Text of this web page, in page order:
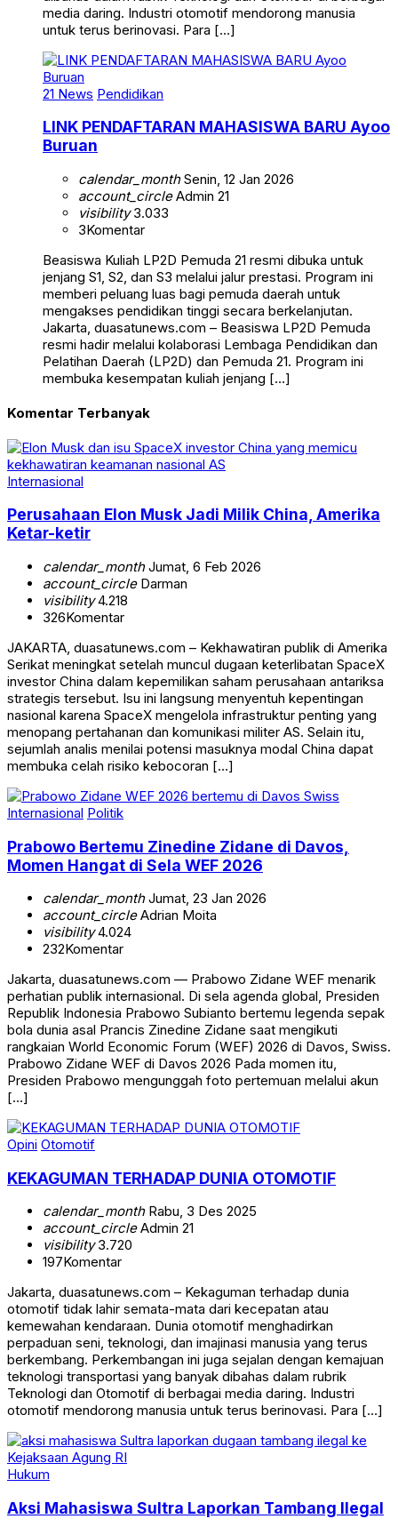
media daring. Industri otomotif mendorong manusia
untuk terus berinovasi. Para […]
21 News Pendidikan
LINK PENDAFTARAN MAHASISWA BARU Ayoo
Buruan
calendar_monthSenin, 12 Jan 2026
account_circleAdmin 21
visibility3.033
3Komentar
Beasiswa Kuliah LP2D Pemuda 21 resmi dibuka untuk
jenjang S1, S2, dan S3 melalui jalur prestasi. Program ini
memberi peluang luas bagi pemuda daerah untuk
mengakses pendidikan tinggi secara berkelanjutan.
Jakarta, duasatunews.com – Beasiswa LP2D Pemuda
resmi hadir melalui kolaborasi Lembaga Pendidikan dan
Pelatihan Daerah (LP2D) dan Pemuda 21. Program ini
membuka kesempatan kuliah jenjang […]
Komentar Terbanyak
Internasional
Perusahaan Elon Musk Jadi Milik China, Amerika
Ketar-ketir
calendar_monthJumat, 6 Feb 2026
account_circleDarman
visibility4.218
326Komentar
JAKARTA, duasatunews.com – Kekhawatiran publik di Amerika
Serikat meningkat setelah muncul dugaan keterlibatan SpaceX
investor China dalam kepemilikan saham perusahaan antariksa
strategis tersebut. Isu ini langsung menyentuh kepentingan
nasional karena SpaceX mengelola infrastruktur penting yang
menopang pertahanan dan komunikasi militer AS. Selain itu,
sejumlah analis menilai potensi masuknya modal China dapat
membuka celah risiko kebocoran […]
Internasional Politik
Prabowo Bertemu Zinedine Zidane di Davos,
Momen Hangat di Sela WEF 2026
calendar_monthJumat, 23 Jan 2026
account_circleAdrian Moita
visibility4.024
232Komentar
Jakarta, duasatunews.com — Prabowo Zidane WEF menarik
perhatian publik internasional. Di sela agenda global, Presiden
Republik Indonesia Prabowo Subianto bertemu legenda sepak
bola dunia asal Prancis Zinedine Zidane saat mengikuti
rangkaian World Economic Forum (WEF) 2026 di Davos, Swiss.
Prabowo Zidane WEF di Davos 2026 Pada momen itu,
Presiden Prabowo mengunggah foto pertemuan melalui akun
[…]
Opini Otomotif
KEKAGUMAN TERHADAP DUNIA OTOMOTIF
calendar_monthRabu, 3 Des 2025
account_circleAdmin 21
visibility3.720
197Komentar
Jakarta, duasatunews.com – Kekaguman terhadap dunia
otomotif tidak lahir semata-mata dari kecepatan atau
kemewahan kendaraan. Dunia otomotif menghadirkan
perpaduan seni, teknologi, dan imajinasi manusia yang terus
berkembang. Perkembangan ini juga sejalan dengan kemajuan
teknologi transportasi yang banyak dibahas dalam rubrik
Teknologi dan Otomotif di berbagai media daring. Industri
otomotif mendorong manusia untuk terus berinovasi. Para […]
Hukum
Aksi Mahasiswa Sultra Laporkan Tambang Ilegal